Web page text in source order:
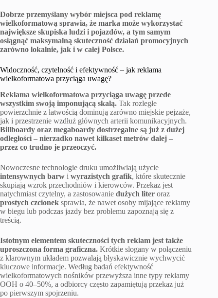
Dobrze przemyślany wybór miejsca pod reklamę
wielkoformatową sprawia, że marka może wykorzystać
największe skupiska ludzi i pojazdów, a tym samym
osiągnąć maksymalną skuteczność działań promocyjnych
zarówno lokalnie, jak i w całej Polsce.
Widoczność, czytelność i efektywność – jak reklama
wielkoformatowa przyciąga uwagę?
Reklama wielkoformatowa przyciąga uwagę przede
wszystkim swoją imponującą skalą. Tak rozległe
powierzchnie z łatwością dominują zarówno miejskie pejzaże,
jak i przestrzenie wzdłuż głównych arterii komunikacyjnych.
Billboardy oraz megaboardy dostrzegalne są już z dużej
odległości – nierzadko nawet kilkaset metrów dalej –
przez co trudno je przeoczyć.
Nowoczesne technologie druku umożliwiają użycie
intensywnych barw i wyrazistych grafik, które skutecznie
skupiają wzrok przechodniów i kierowców. Przekaz jest
natychmiast czytelny, a zastosowanie dużych liter oraz
prostych czcionek sprawia, że nawet osoby mijające reklamy
w biegu lub podczas jazdy bez problemu zapoznają się z
treścią.
Istotnym elementem skuteczności tych reklam jest także
uproszczona forma graficzna. Krótkie slogany w połączeniu
z klarownym układem pozwalają błyskawicznie wychwycić
kluczowe informacje. Według badań efektywność
wielkoformatowych nośników przewyższa inne typy reklamy
OOH o 40–50%, a odbiorcy często zapamiętują przekaz już
po pierwszym spojrzeniu.